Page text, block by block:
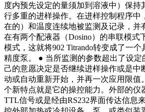
度内预先设定的量须加到溶液中）保持
行多重的进样操作。在进样控制程序中
在的）和温度连续地被监测及记录，并
在有两个配液器（Dosino）的串联模式
模式，这就将902 Titrando转变成了一
精度泵。 ● 当所监测的参数超出了设定的
己的意愿决定是否继续进样操作或是中
动或自动重新开始，并再一次应用限值
个新特点就是它的操控能力。外部的
TTL信号或是经由RS232界面传达信息来